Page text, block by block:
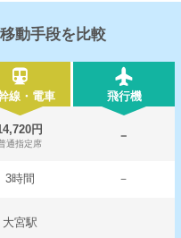
動手段を比較
線・電車 飛行機
円
通指定席
－
3時間 －
大宮駅